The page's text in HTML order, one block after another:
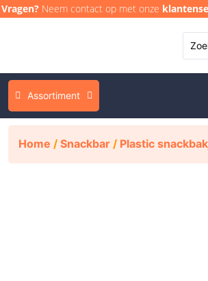
Vragen? Neem contact op met onze
Assortiment
Home / Snackbar / Plastic